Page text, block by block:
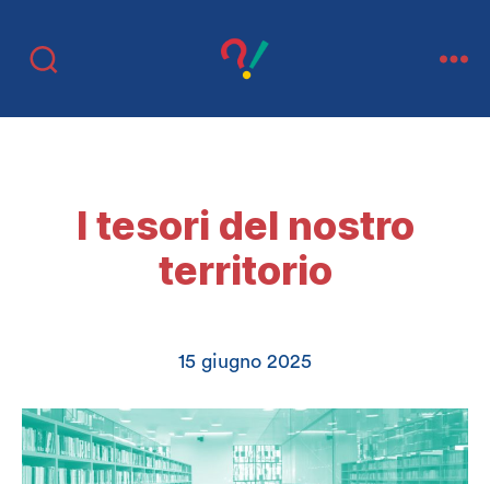
di
I tesori del nostro
territorio
15 giugno 2025